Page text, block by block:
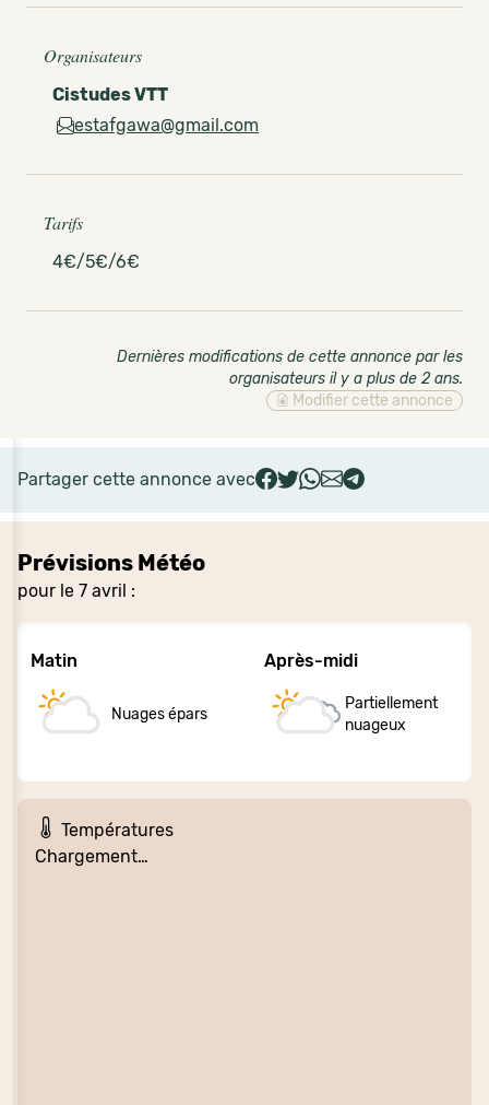
Prévisions Météo
pour le 7 avril :
Matin
Nuages épars
Après-midi
Partiellement
nuageux
Températures
Chargement…
Organisateurs
Cistudes VTT
estafgawa@gmail.com
Tarifs
4€/5€/6€
Dernières modifications de cette annonce par les
organisateurs il y a plus de 2 ans.
Modifier cette annonce
Partager cette annonce avec